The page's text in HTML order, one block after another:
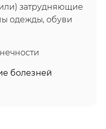
затрудняющие
одежды, обуви
болезней